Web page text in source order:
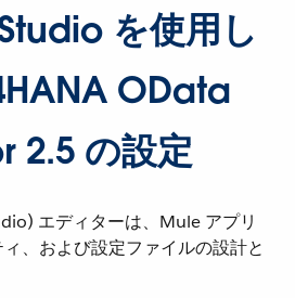
を使用し
OData
2.5 の設定
エディターは、Mule アプリ
、および設定ファイルの設計と